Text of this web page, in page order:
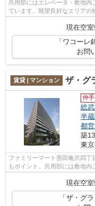
共用部にはエレベータ・敷地内
ています。眺望良好なエリアの
持ちの良いマンションをご提供
現在空室
「ワコー
お問
賃貸 | マンション ザ・グ
仲
総
半
都
築
東
ファミリーマート墨田亀沢四
もポイント。共用部には敷地
現在空室
「ザ・グ